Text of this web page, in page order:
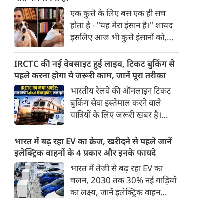
अनुसार भारत विकसित देशों के
विपरीत समृद्ध बनने से पहले ही वृद्ध
होती आबादी वाले देश की श्रेणी में
पहुंच रहा है।
एक कुत्ते के लिए बस एक ही सच
होता है - "यह मेरा इंसान है।" शायद
इसलिए आज भी कुत्ते इंसानों को,
भू-राजनीति से लेकर कृत्रिम
बुद्धिमत्ता, जलवायु परिवर्तन से लेकर
क्रिकेट तक हर विषय पर बहस कर
सकते हैं, तो उस जीव पर भी एक
गंभीर चर्चा बनती है जिसने किसी भी
सभ्यता से पहले इंसान का साथ चुना
था। दुर्भाग्य यह है कि आज कुत्तों के
बारे में हमारी राय पशु-चिकित्सकों,
व्यवहार वैज्ञानिकों या विशेषज्ञों से
कम... और व्हाट्सऐप यूनिवर्सिटी से
ज़्यादा बनती है।
IRCTC की नई वेबसाइट हुई लाइव, टिकट बुकिंग से
पहले करना होगा ये जरूरी काम, जानें पूरा तरीका
भारतीय रेलवे की ऑनलाइन टिकट
बुकिंग सेवा इस्तेमाल करने वाले
यात्रियों के लिए जरूरी खबर है।
वेबसाइट का बीटा वर्जन लॉन्च कर
दिया है। करीब 24 साल पुराने
इंटरफेस के बाद वेबसाइट को नए
डिजाइन और कई नए फीचर्स के साथ
अपडेट किया गया है।
भारत में बढ़ रहा EV का क्रेज, खरीदने से पहले जानें
इलेक्ट्रिक वाहनों के 4 प्रकार और इनके फायदे
भारत में तेजी से बढ़ रहा EV का
चलन, 2030 तक 30% नई गाड़ियों
का लक्ष्य, जानें इलेक्ट्रिक वाहन